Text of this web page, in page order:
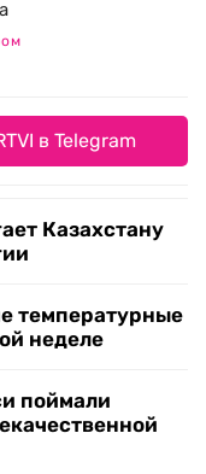
в Telegram
Казахстану
температурные
неделе
поймали